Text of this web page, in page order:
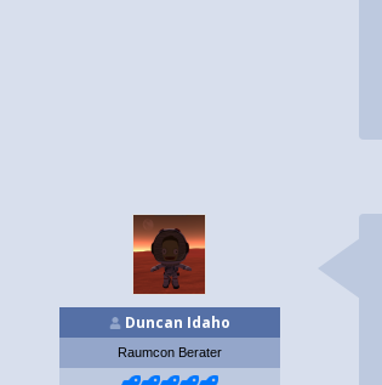
Duncan Idaho
Raumcon Berater